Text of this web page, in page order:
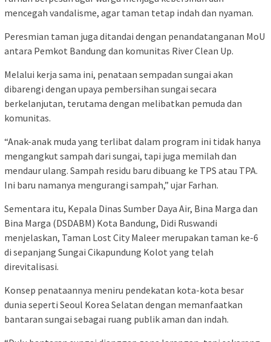
mencegah vandalisme, agar taman tetap indah dan nyaman.
Peresmian taman juga ditandai dengan penandatanganan MoU
antara Pemkot Bandung dan komunitas River Clean Up.
Melalui kerja sama ini, penataan sempadan sungai akan
dibarengi dengan upaya pembersihan sungai secara
berkelanjutan, terutama dengan melibatkan pemuda dan
komunitas.
“Anak-anak muda yang terlibat dalam program ini tidak hanya
mengangkut sampah dari sungai, tapi juga memilah dan
mendaur ulang. Sampah residu baru dibuang ke TPS atau TPA.
Ini baru namanya mengurangi sampah,” ujar Farhan.
Sementara itu, Kepala Dinas Sumber Daya Air, Bina Marga dan
Bina Marga (DSDABM) Kota Bandung, Didi Ruswandi
menjelaskan, Taman Lost City Maleer merupakan taman ke-6
di sepanjang Sungai Cikapundung Kolot yang telah
direvitalisasi.
Konsep penataannya meniru pendekatan kota-kota besar
dunia seperti Seoul Korea Selatan dengan memanfaatkan
bantaran sungai sebagai ruang publik aman dan indah.